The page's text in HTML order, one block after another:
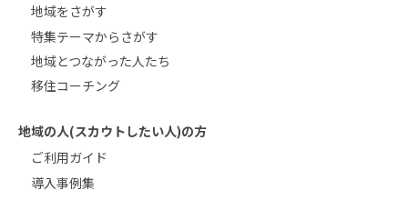
地域をさがす
特集テーマからさがす
地域とつながった人たち
移住コーチング
地域の人(スカウトしたい人)の方
ご利用ガイド
導入事例集